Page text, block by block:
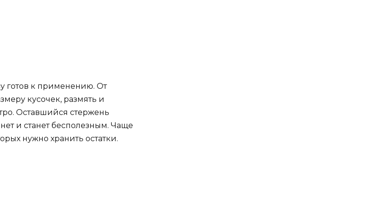
готов к применению. От
кусочек, размять и
Оставшийся стержень
и станет бесполезным. Чаще
нужно хранить остатки.